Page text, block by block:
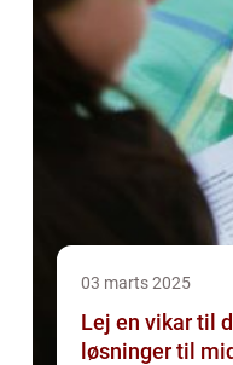
03 marts 2025
Lej en vikar til
løsninger til